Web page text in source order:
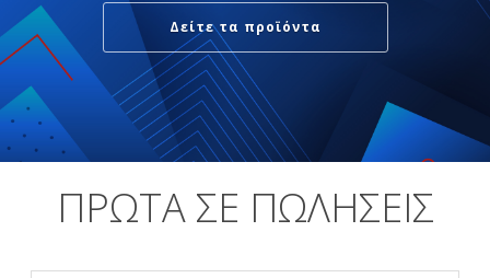
Δείτε τα προϊόντα
ΠΡΩΤΑ ΣΕ ΠΩΛΗΣΕΙΣ